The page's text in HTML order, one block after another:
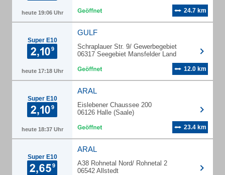
heute 19:06 Uhr 24.7 km
Super E10
heute 17:18 Uhr
GULF
Schraplauer Str. 9/ Gewerbegebiet
06317 Seegebiet Mansfelder Land
12.0 km
Super E10
heute 18:37 Uhr
ARAL
Eislebener Chaussee 200
06126 Halle (Saale)
23.4 km
Super E10
ARAL
A38 Rohnetal Nord/ Rohnetal 2
06542 Allstedt